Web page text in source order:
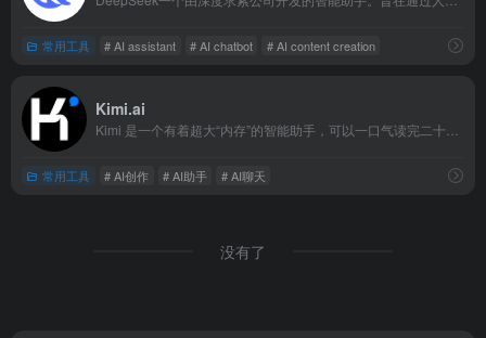
常用工具 # AI assistant # AI chatbot # AI content creation
Kimi.ai
常用工具 # AI创作 # AI助手 # AI聊天
没有了